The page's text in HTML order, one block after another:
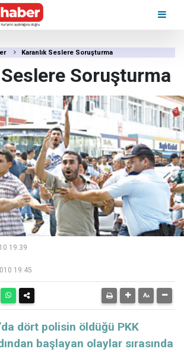
Karanlık Seslere Soruşturma
Seslere Soruşturma
19:39
19:45
dört polisin öldüğü PKK
başlayan olaylar sırasında